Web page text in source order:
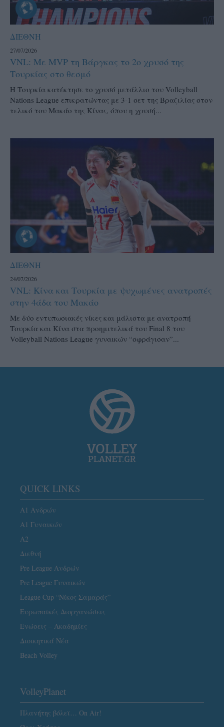
ΔΙΕΘΝΗ
27/07/2026
VNL: Με MVP τη Βάργκας το 2ο χρυσό της
Τουρκίας στο θεσμό
H Τουρκία κατέκτησε το χρυσό μετάλλιο του Volleyball
Nations League επικρατώντας με 3-1 σετ της Βραζιλίας στον
τελικό του Μακάο της Κίνας, όπου η χρυσή...
ΔΙΕΘΝΗ
24/07/2026
VNL: Κίνα και Τουρκία με ψυχωμένες ανατροπές
στην 4άδα του Μακάο
Με δύο εντυπωσιακές νίκες και μάλιστα με ανατροπή
Τουρκία και Κίνα στα προημιτελικά του Final 8 του
Volleyball Nations League γυναικών “σφράγισαν”...
QUICK LINKS
Α1 Ανδρών
Α1 Γυναικών
A2
Διεθνή
Pre League Ανδρών
Pre League Γυναικών
League Cup “Νίκος Σαμαράς”
Ευρωπαϊκές Διοργανώσεις
Ενώσεις – Ακαδημίες
Διοικητικά Νέα
Beach Volley
VolleyPlanet
Πλανήτης βόλεϊ… On Air!